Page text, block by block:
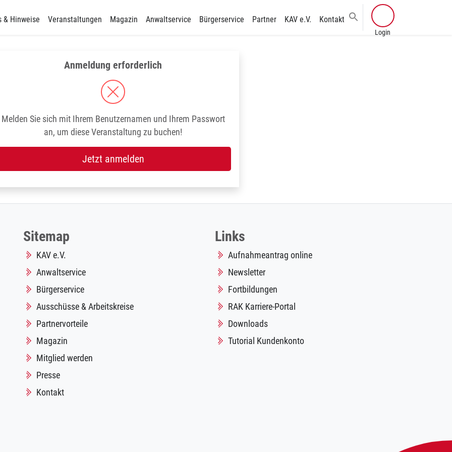
& Hinweise Veranstaltungen Magazin Anwaltservice Bürgerservice Partner KAV e.V. Kontakt
Anmeldung erforderlich
Melden Sie sich mit Ihrem Benutzernamen und Ihrem Passwort
an, um diese Veranstaltung zu buchen!
Jetzt anmelden
Sitemap
KAV e.V.
Anwaltservice
Bürgerservice
Ausschüsse & Arbeitskreise
Partnervorteile
Magazin
Mitglied werden
Presse
Kontakt
Links
Aufnahmeantrag online
Newsletter
Fortbildungen
RAK Karriere-Portal
Downloads
Tutorial Kundenkonto